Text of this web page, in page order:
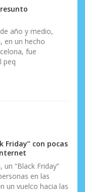
año y medio,
en un hecho
fue
peq
Friday” con pocas
“Black Friday”
en las
un vuelco hacia las